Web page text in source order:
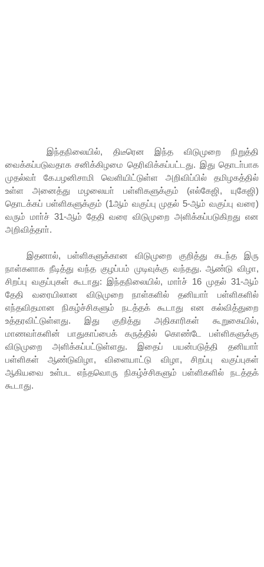
இந்தநிலையில், திடீரென இந்த விடுமுறை நிறுத்தி
வைக்கப்படுவதாக சனிக்கிழமை தெரிவிக்கப்பட்டது. இது தொடா்பாக
முதல்வா் கே.பழனிசாமி வெளியிட்டுள்ள அறிவிப்பில் தமிழகத்தில்
உள்ள அனைத்து மழலையா் பள்ளிகளுக்கும் (எல்கேஜி, யுகேஜி)
தொடக்கப் பள்ளிகளுக்கும் (1ஆம் வகுப்பு முதல் 5-ஆம் வகுப்பு வரை)
வரும் மாா்ச் 31-ஆம் தேதி வரை விடுமுறை அளிக்கப்படுகிறது என
அறிவித்தாா்.
இதனால், பள்ளிகளுக்கான விடுமுறை குறித்து கடந்த இரு
நாள்களாக நீடித்து வந்த குழப்பம் முடிவுக்கு வந்தது. ஆண்டு விழா,
சிறப்பு வகுப்புகள் கூடாது: இந்தநிலையில், மாா்ச் 16 முதல் 31-ஆம்
தேதி வரையிலான விடுமுறை நாள்களில் தனியாா் பள்ளிகளில்
எந்தவிதமான நிகழ்ச்சிகளும் நடத்தக் கூடாது என கல்வித்துறை
உத்தரவிட்டுள்ளது. இது குறித்து அதிகாரிகள் கூறுகையில்,
மாணவா்களின் பாதுகாப்பைக் கருத்தில் கொண்டே பள்ளிகளுக்கு
விடுமுறை அளிக்கப்பட்டுள்ளது. இதைப் பயன்படுத்தி தனியாா்
பள்ளிகள் ஆண்டுவிழா, விளையாட்டு விழா, சிறப்பு வகுப்புகள்
ஆகியவை உள்பட எந்தவொரு நிகழ்ச்சிகளும் பள்ளிகளில் நடத்தக்
கூடாது.